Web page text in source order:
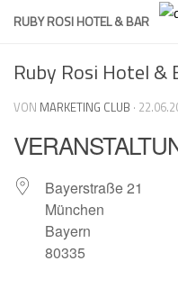
Skip
RUBY ROSI HOTEL & BAR
Ruby Rosi Hotel &
VON MARKETING CLUB ·
Bayerstraße 21
München
Bayern
80335